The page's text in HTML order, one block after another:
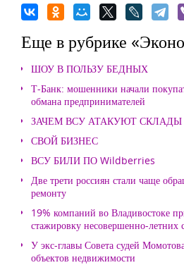
Еще в рубрике
ШОУ В ПОЛЬЗУ БЕДНЫХ
Т-Банк: мошенники начали
обмана предпринимателей
ЗАЧЕМ ВСУ АТАКУЮТ
СВОЙ БИЗНЕС
ВСУ БИЛИ ПО Wildberries
Две трети россиян стали чаще
ремонту
19% компаний во Владивостоке
стажировку несовершенно-летних
У экс-главы Совета судей
объектов недвижимости